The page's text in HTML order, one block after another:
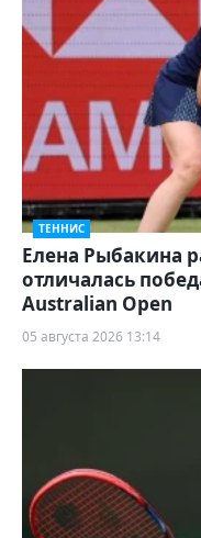
ТЕННИС
Елена Рыбакина
отличалась
Australian Open
05 августа 2026 13:14